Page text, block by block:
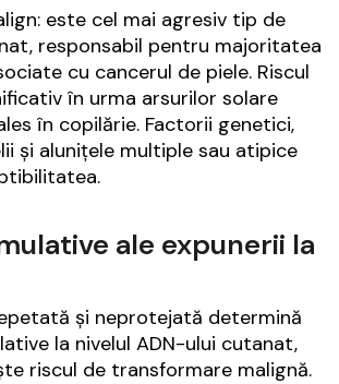
este cel mai agresiv tip de
responsabil pentru majoritatea
cu cancerul de piele. Riscul
în urma arsurilor solare
în copilărie. Factorii genetici,
și alunițele multiple sau atipice
ale expunerii la
și neprotejată determină
la nivelul ADN-ului cutanat,
riscul de transformare malignă.